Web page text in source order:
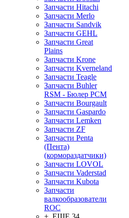
Запчасти Hitachi
Запчасти Merlo
Запчасти Sandvik
Запчасти GEHL
Запчасти Great
Plains
Запчасти Krone
Запчасти Kverneland
Запчасти Teagle
Запчасти Buhler
RSM - Бюлер РСМ
Запчасти Bourgault
Запчасти Gaspardo
Запчасти Lemken
Запчасти ZF
Запчасти Penta
(Пента)
(кормораздатчики)
Запчасти LOVOL
Запчасти Vaderstad
Запчасти Kubota
Запчасти
валкообразователи
ROC
+ ЕЩЕ 34